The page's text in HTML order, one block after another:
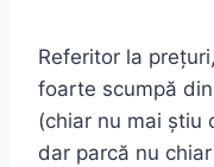
Referitor la
foarte scumpă
(chiar nu mai știu
dar parcă nu